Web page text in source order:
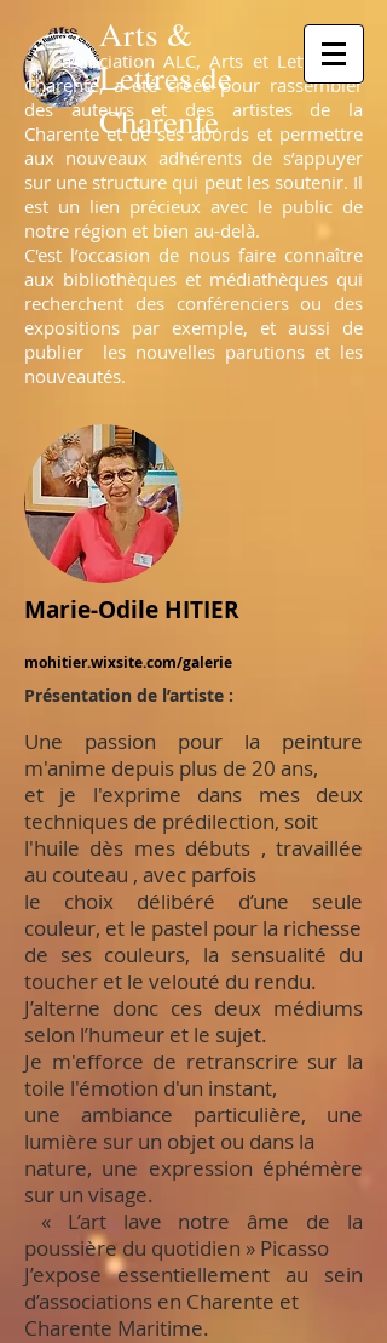
Arts &
Lettres de
Charente
L’association ALC, Arts et Lettres de
Charente, a été créée pour rassembler
des auteurs et des artistes de la
Charente et de ses abords et permettre
aux nouveaux adhérents de s’appuyer
sur une structure qui peut les soutenir. Il
est un lien précieux avec le public de
notre région et bien au-delà.
C'est l’occasion de nous faire connaître
aux bibliothèques et médiathèques qui
recherchent des conférenciers ou des
expositions par exemple, et aussi de
publier les nouvelles parutions et les
nouveautés.
Marie-Odile HITIER
mohitier.wixsite.com/galerie
Présentation de l’artiste :
Une passion pour la peinture
m'anime depuis plus de 20 ans,
et je l'exprime dans mes deux
techniques de prédilection, soit
l'huile dès mes débuts , travaillée
au couteau , avec parfois
le choix délibéré d’une seule
couleur, et le pastel pour la richesse
de ses couleurs, la sensualité du
toucher et le velouté du rendu.
J’alterne donc ces deux médiums
selon l’humeur et le sujet.
Je m'efforce de retranscrire sur la
toile l'émotion d'un instant,
une ambiance particulière, une
lumière sur un objet ou dans la
nature, une expression éphémère
sur un visage.
« L’art lave notre âme de la
poussière du quotidien » Picasso
J’expose essentiellement au sein
d’associations en Charente et
Charente Maritime.